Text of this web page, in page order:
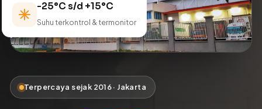
Terpercaya sejak 2016 · Jakarta
-25°C s/d +15°C
Suhu terkontrol & termonitor